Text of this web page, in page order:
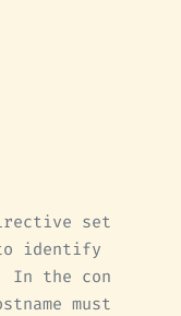
sets the
identify
In the context
must